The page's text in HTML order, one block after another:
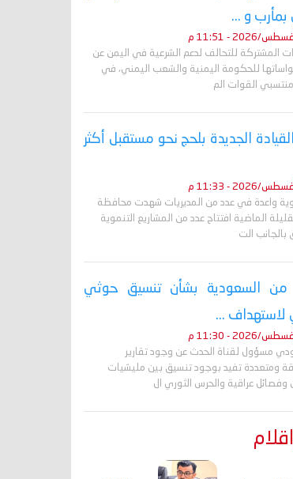
و ...
المشتركة للتحالف لدعم الشرعية في اليمن عن
للحكومة اليمنية والشعب اليمني، في
القوات الم
الجديدة بلحج نحو مستقبل أكثر
واعدة في عدد من المديريات شهدت محافظة
الماضية افتتاح عدد من المشاريع التنموية
بالجانب الت
من السعودية بشأن تنسيق حوثي
لاستهداف ...
مسؤول لقناة الحدث عن وجود تقارير
ومتعددة تفيد بوجود تنسيق بين مليشيات
وفصائل عراقية والحرس الثوري ال